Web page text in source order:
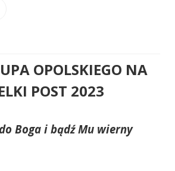
OPOLSKIEGO NA
POST 2023
Boga i bądź Mu wierny